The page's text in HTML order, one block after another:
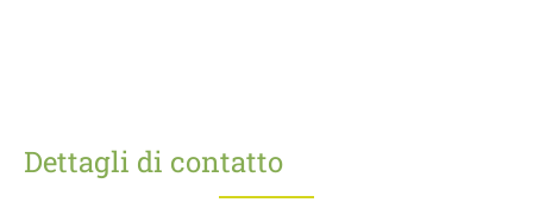
Dettagli di contatto